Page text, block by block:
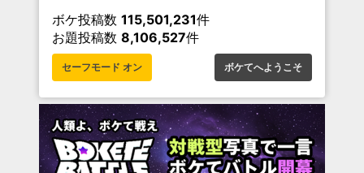
ボケ投稿数 115,501,231件
お題投稿数 8,106,527件
セーフモード オン ボケてへようこそ